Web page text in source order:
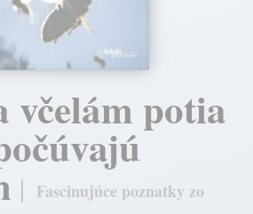
včelám potia
Fascinujúce poznatky zo